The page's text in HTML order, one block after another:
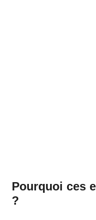
Pourquoi ces
?